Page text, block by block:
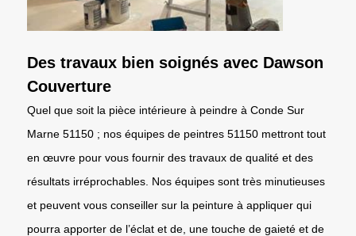
Des travaux bien soignés avec Dawson
Couverture
Quel que soit la pièce intérieure à peindre à Conde Sur
Marne 51150 ; nos équipes de peintres 51150 mettront tout
en œuvre pour vous fournir des travaux de qualité et des
résultats irréprochables. Nos équipes sont très minutieuses
et peuvent vous conseiller sur la peinture à appliquer qui
pourra apporter de l’éclat et de, une touche de gaieté et de